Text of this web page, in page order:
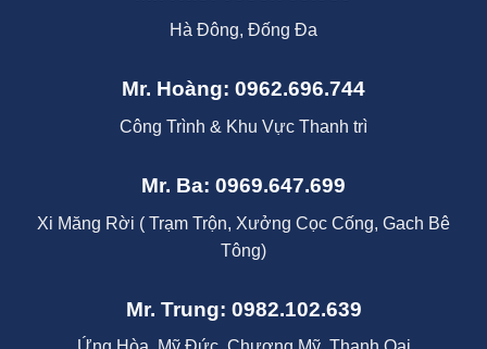
Hà Đông, Đống Đa
Mr. Hoàng: 0962.696.744
Công Trình & Khu Vực Thanh trì
Mr. Ba: 0969.647.699
Xi Măng Rời ( Trạm Trộn, Xưởng Cọc Cống, Gach Bê
Tông)
Mr. Trung: 0982.102.639